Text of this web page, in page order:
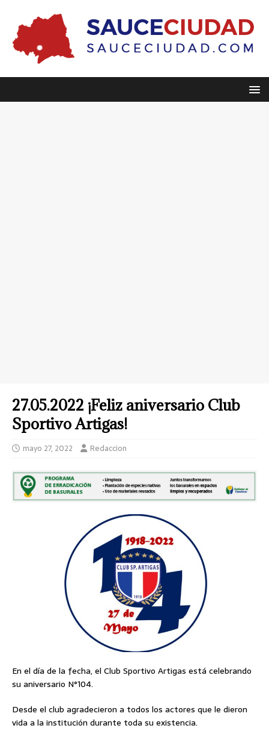
27.05.2022 ¡Feliz aniversario Club
Sportivo Artigas!
mayo 27, 2022 Redaccion
En el día de la fecha, el Club Sportivo Artigas está celebrando
su aniversario N°104.
Desde el club agradecieron a todos los actores que le dieron
vida a la institución durante toda su existencia.